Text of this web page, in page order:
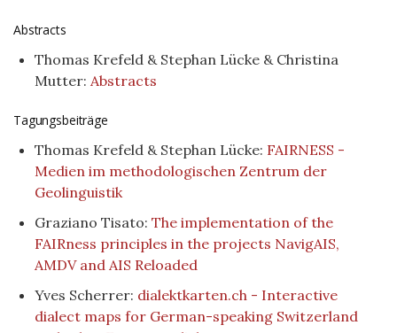
Abstracts
Thomas Krefeld & Stephan Lücke & Christina
Mutter: Abstracts
Tagungsbeiträge
Thomas Krefeld & Stephan Lücke: FAIRNESS -
Medien im methodologischen Zentrum der
Geolinguistik
Graziano Tisato: The implementation of the
FAIRness principles in the projects NavigAIS,
AMDV and AIS Reloaded
Yves Scherrer: dialektkarten.ch - Interactive
dialect maps for German-speaking Switzerland